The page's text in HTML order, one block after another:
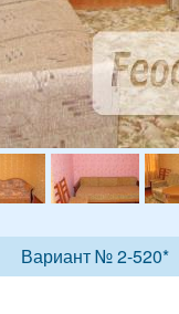
Вариант № 2-520*